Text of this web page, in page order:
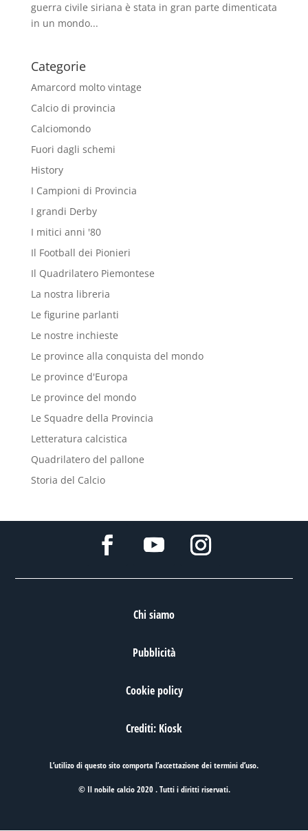
guerra civile siriana è stata in gran parte dimenticata
in un mondo...
Categorie
Amarcord molto vintage
Calcio di provincia
Calciomondo
Fuori dagli schemi
History
I Campioni di Provincia
I grandi Derby
I mitici anni '80
Il Football dei Pionieri
Il Quadrilatero Piemontese
La nostra libreria
Le figurine parlanti
Le nostre inchieste
Le province alla conquista del mondo
Le province d'Europa
Le province del mondo
Le Squadre della Provincia
Letteratura calcistica
Quadrilatero del pallone
Storia del Calcio
Chi siamo
Pubblicità
Cookie policy
Crediti: Kiosk
L’utilizo di questo sito comporta l’accettazione deitermini d’uso.
© Il nobile calcio 2020 . Tutti i diritti riservati.